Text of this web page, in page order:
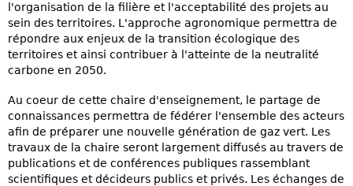
l'organisation de la filière et l'acceptabilité des projets au
sein des territoires. L'approche agronomique permettra de
répondre aux enjeux de la transition écologique des
territoires et ainsi contribuer à l'atteinte de la neutralité
carbone en 2050.
Au coeur de cette chaire d'enseignement, le partage de
connaissances permettra de fédérer l'ensemble des acteurs
afin de préparer une nouvelle génération de gaz vert. Les
travaux de la chaire seront largement diffusés au travers de
publications et de conférences publiques rassemblant
scientifiques et décideurs publics et privés. Les échanges de